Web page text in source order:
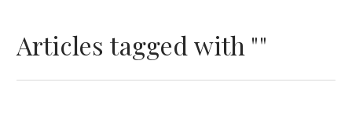
Articles tagged with ""